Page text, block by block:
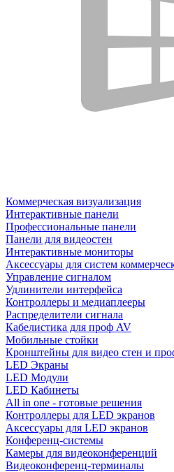
Коммерческая визуализация
Интерактивные панели
Профессиональные панели
Панели для видеостен
Интерактивные мониторы
Аксессуары для систем
Управление сигналом
Удлинители интерфейса
Контроллеры и медиаплееры
Распределители сигнала
Кабелистика для проф AV
Мобильные стойки
Кронштейны для видео стен и
LED Экраны
LED Модули
LED Кабинеты
All in one - готовые решения
Контроллеры для LED экранов
Аксессуары для LED экранов
Конференц-системы
Камеры для видеоконференций
Видеоконференц-терминалы